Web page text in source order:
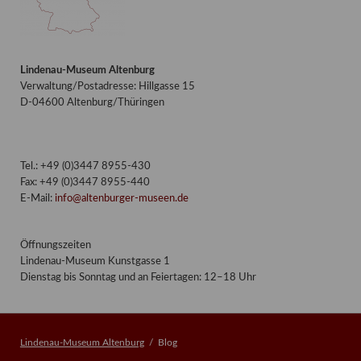
Lindenau-Museum Altenburg
Verwaltung/Postadresse: Hillgasse 15
D-04600 Altenburg/Thüringen
Tel.: +49 (0)3447 8955-430
Fax: +49 (0)3447 8955-440
E-Mail: info@altenburger-museen.de
Öffnungszeiten
Lindenau-Museum Kunstgasse 1
Dienstag bis Sonntag und an Feiertagen: 12–18 Uhr
Lindenau-Museum Altenburg Blog